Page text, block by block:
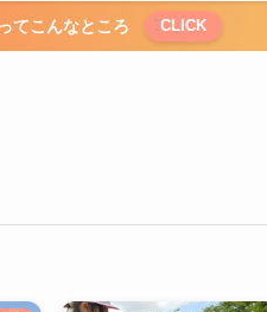
てこんなところ CLICK